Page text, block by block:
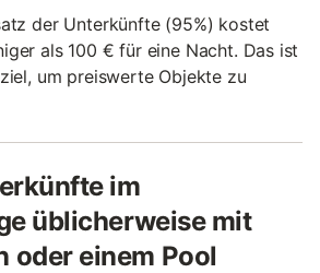
der Unterkünfte (95%) kostet
als 100 € für eine Nacht. Das ist
um preiswerte Objekte zu
im
üblicherweise mit
oder einem Pool